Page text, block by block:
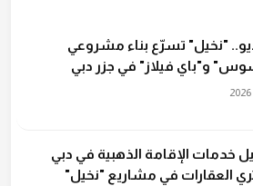
"نخيل" تسرّع بناء مشروعي
و"باي فيلاز" في جزر دبي
خدمات الإقامة الذهبية في دبي
العقارات في مشاريع "نخيل"